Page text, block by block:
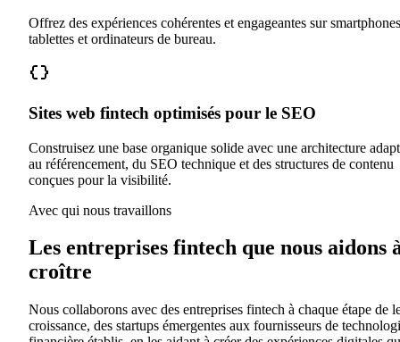
Offrez des expériences cohérentes et engageantes sur
tablettes et ordinateurs de bureau.
Sites web fintech optimisés pour le SEO
Construisez une base organique solide avec une architecture
au référencement, du SEO technique et des structures de contenu
conçues pour la visibilité.
Avec qui nous travaillons
Les entreprises fintech que nous aidons
croître
Nous collaborons avec des entreprises fintech à chaque étape de
croissance, des startups émergentes aux fournisseurs de